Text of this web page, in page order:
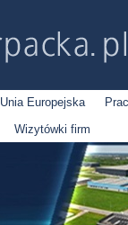
Unia Europejska
Wizytówki firm